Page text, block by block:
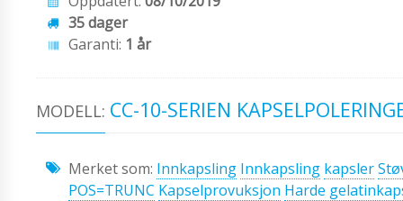
35 dager
Garanti: 1 år
MODELL: CC-10-SERIEN
Merket som: Innkapsling Innkapsling kapsler
POS=TRUNC Kapselprovuksjon Harde